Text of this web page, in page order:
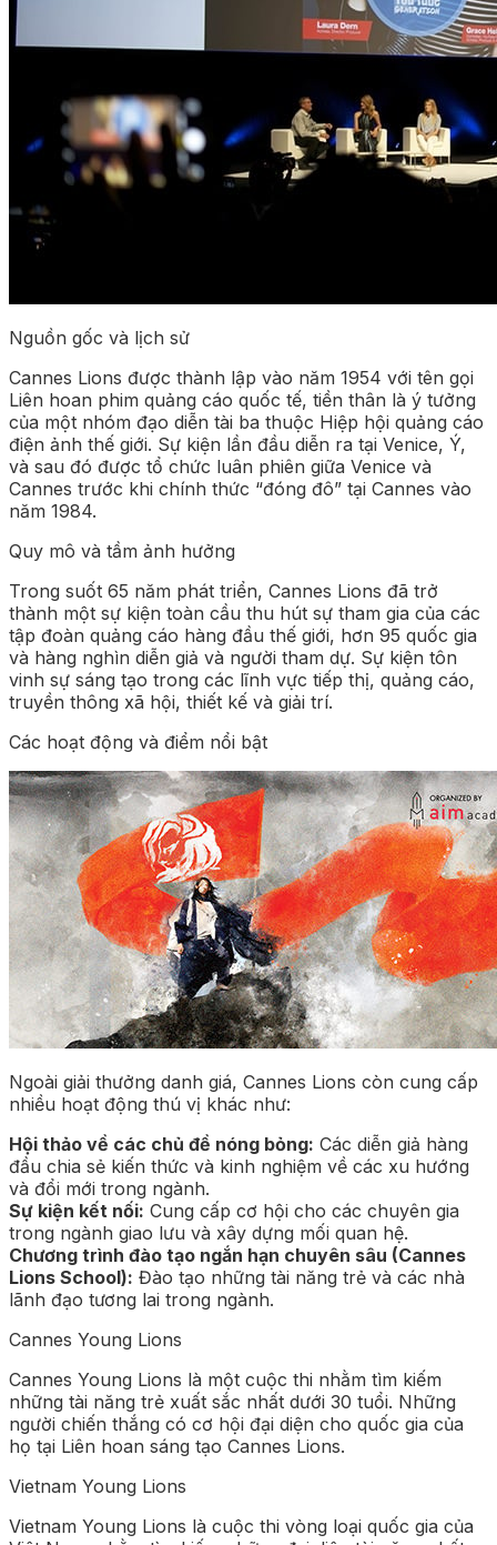
Nguồn gốc và lịch sử
Cannes Lions được thành lập vào năm 1954 với tên gọi
Liên hoan phim quảng cáo quốc tế, tiền thân là ý tưởng
của một nhóm đạo diễn tài ba thuộc Hiệp hội quảng cáo
điện ảnh thế giới. Sự kiện lần đầu diễn ra tại Venice, Ý,
và sau đó được tổ chức luân phiên giữa Venice và
Cannes trước khi chính thức “đóng đô” tại Cannes vào
năm 1984.
Quy mô và tầm ảnh hưởng
Trong suốt 65 năm phát triển, Cannes Lions đã trở
thành một sự kiện toàn cầu thu hút sự tham gia của các
tập đoàn quảng cáo hàng đầu thế giới, hơn 95 quốc gia
và hàng nghìn diễn giả và người tham dự. Sự kiện tôn
vinh sự sáng tạo trong các lĩnh vực tiếp thị, quảng cáo,
truyền thông xã hội, thiết kế và giải trí.
Các hoạt động và điểm nổi bật
Ngoài giải thưởng danh giá, Cannes Lions còn cung cấp
nhiều hoạt động thú vị khác như:
Hội thảo về các chủ đề nóng bỏng: Các diễn giả hàng
đầu chia sẻ kiến thức và kinh nghiệm về các xu hướng
và đổi mới trong ngành.
Sự kiện kết nối: Cung cấp cơ hội cho các chuyên gia
trong ngành giao lưu và xây dựng mối quan hệ.
Chương trình đào tạo ngắn hạn chuyên sâu (Cannes
Lions School): Đào tạo những tài năng trẻ và các nhà
lãnh đạo tương lai trong ngành.
Cannes Young Lions
Cannes Young Lions là một cuộc thi nhằm tìm kiếm
những tài năng trẻ xuất sắc nhất dưới 30 tuổi. Những
người chiến thắng có cơ hội đại diện cho quốc gia của
họ tại Liên hoan sáng tạo Cannes Lions.
Vietnam Young Lions
Vietnam Young Lions là cuộc thi vòng loại quốc gia của